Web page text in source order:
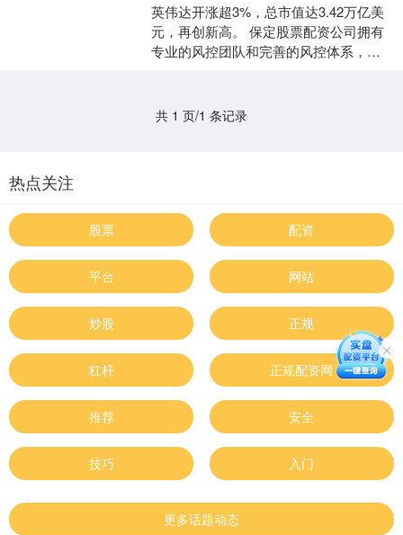
英伟达开涨超3%，总市值达3.42万亿美
元，再创新高。 保定股票配资公司拥有
专业的风控团队和完善的风控体系，保
共 1 页/1 条记录
热点关注
股票 配资
平台 网站
炒股 正规
杠杆 正规配资网
推荐 安全
技巧 入门
更多话题动态